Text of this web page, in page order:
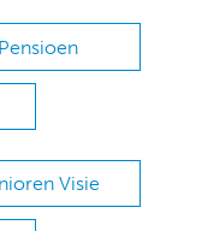
Pensioen
Visie